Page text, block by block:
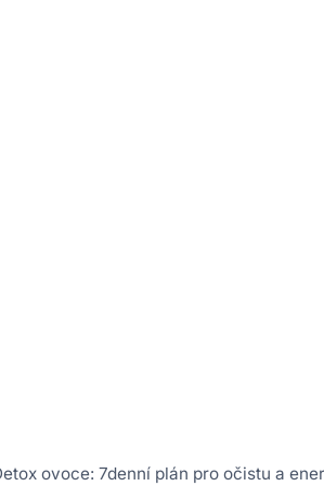
ovoce: 7denní plán pro očistu a